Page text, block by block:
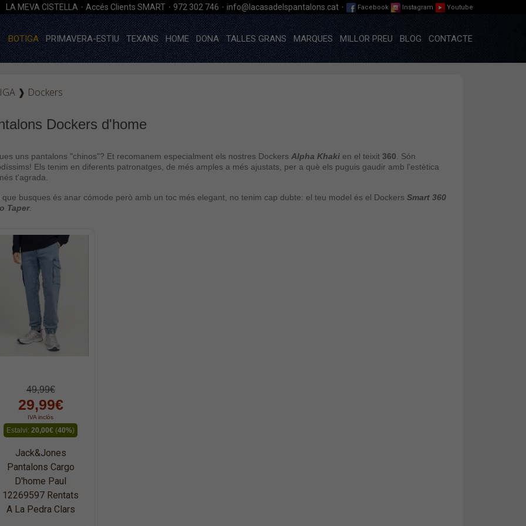
LA MEVA CISTELLA · Accés Clients SMART · 972 302 746 · info@lacasadelspantalons.cat · Facebook Instagram Youtube
BOTIGA PRIMAVERA-ESTIU TEXANS HOME DONA TALLES GRANS MARQUES MILLOR PREU BLOG CONTACTE
❱ Dockers
Dockers d'home
uns pantalons "chinos"? Et recomanem especialment els nostres Dockers Alpha Khakien el teixit 360. Són
Els tenim en diferents patronatges, de més amples a més ajustats, per a què els puguis gaudir amb l'estètica
t'agrada.
que busques és anar cómode però amb un toc més elegant, no tenim cap dubte: el teu model és el Dockers Smart 360
Taper.
49,99€
29,99€
IVA inclòs
Estalvi:20,00€ (40%)
Jack&Jones
Pantalons Cargo
D'home Paul
12269597 Rentats
A La Pedra Clars